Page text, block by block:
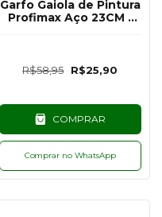
Garfo Gaiola de Pintura
Profimax Aço 23CM -
R$58,95 R$25,90
COMPRAR
Comprar no WhatsApp